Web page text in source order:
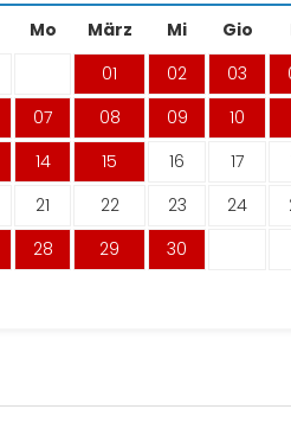
Mo März Mi Gio
01
02 03
07 08 09 10
14 15 16 17
21 22 23 24
28 29 30